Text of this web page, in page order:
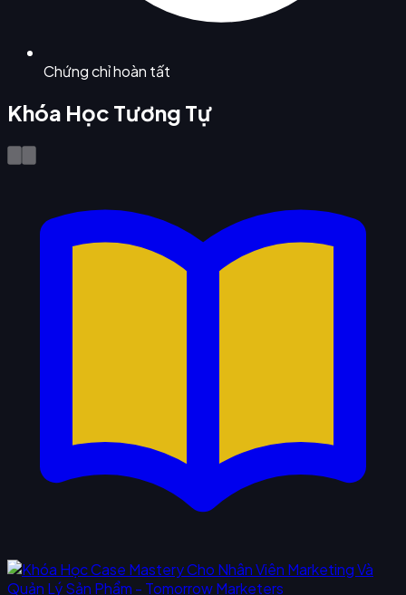
Chứng chỉ hoàn tất
Khóa Học Tương Tự